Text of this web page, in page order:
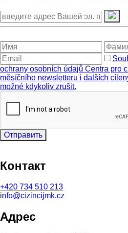
ochrany osobních údajů Centra pro
měsíčního newsletteru i dalších
možné kdykoliv zrušit.
Отправить
Контакт
+420 734 510 213
info@cizincijmk.cz
Адрес